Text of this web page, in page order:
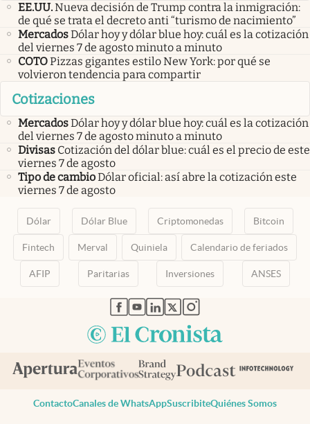
EE.UU.Nueva decisión de Trump contra la inmigración:
de qué se trata el decreto anti “turismo de nacimiento”
MercadosDólar hoy y dólar blue hoy: cuál es la cotización
del viernes 7 de agosto minuto a minuto
COTOPizzas gigantes estilo New York: por qué se
volvieron tendencia para compartir
Cotizaciones
MercadosDólar hoy y dólar blue hoy: cuál es la cotización
del viernes 7 de agosto minuto a minuto
Divisas Cotización del dólar blue: cuál es el precio de este
viernes 7 de agosto
Tipo de cambioDólar oficial: así abre la cotización este
viernes 7 de agosto
Dólar Dólar Blue Criptomonedas Bitcoin
Fintech Merval Quiniela Calendario de feriados
AFIP Paritarias Inversiones ANSES
abre en nueva pestaña
abre en nueva pestaña
abre en nueva pestaña
abre en nueva pestaña
abre en nueva pestaña
ContactoCanales de WhatsAppSuscribiteQuiénes Somos